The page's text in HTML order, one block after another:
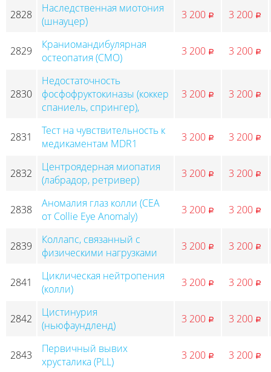
2828
Наследственная миотония
(шнауцер)
3 200 p 3 200 p
2829
Краниомандибулярная
остеопатия (CMO)
3 200 p 3 200 p
2830
Недостаточность
фосфофруктокиназы (коккер
спаниель, спрингер),
3 200 p 3 200 p
2831
Тест на чувствительность к
медикаментам MDR1
3 200 p 3 200 p
2832
Центроядерная миопатия
(лабрадор, ретривер)
3 200 p 3 200 p
2838
Аномалия глаз колли (CEA
от Collie Eye Anomaly)
3 200 p 3 200 p
2839
Коллапс, связанный с
физическими нагрузками
3 200 p 3 200 p
2841
Циклическая нейтропения
(колли)
3 200 p 3 200 p
2842
Цистинурия
(ньюфаундленд)
3 200 p 3 200 p
2843
Первичный вывих
хрусталика (PLL)
3 200 p 3 200 p